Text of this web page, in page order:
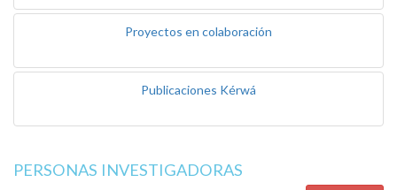
Proyectos en colaboración
Publicaciones Kérwá
PERSONAS INVESTIGADORAS